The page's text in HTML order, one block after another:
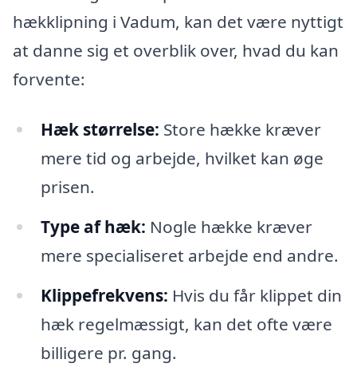
hækklipning i Vadum, kan det være nyttigt
at danne sig et overblik over, hvad du kan
forvente:
Hæk størrelse: Store hække kræver
mere tid og arbejde, hvilket kan øge
prisen.
Type af hæk: Nogle hække kræver
mere specialiseret arbejde end andre.
Klippefrekvens: Hvis du får klippet din
hæk regelmæssigt, kan det ofte være
billigere pr. gang.